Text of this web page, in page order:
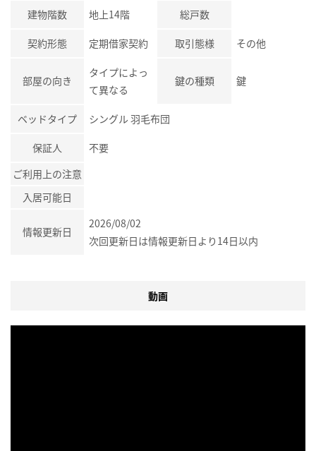
建物階数 地上14階 総戸数
契約形態 定期借家契約 取引態様 その他
部屋の向き
タイプによっ
て異なる
鍵の種類 鍵
ベッドタイプ シングル 羽毛布団
保証人
不要
ご利用上の注意
入居可能日
情報更新日
2026/08/02
次回更新日は情報更新日より14日以内
動画